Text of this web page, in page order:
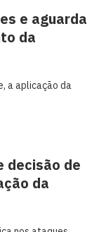
e aguarda
da
a aplicação da
decisão de
da